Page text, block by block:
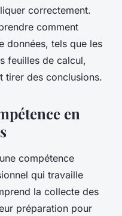
correctement.
comment
données, tels que les
feuilles de calcul,
tirer des conclusions.
en
compétence
qui travaille
la collecte des
préparation pour